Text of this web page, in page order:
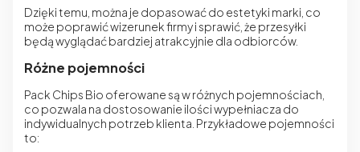
Dzięki temu, można je dopasować do estetyki marki, co
może poprawić wizerunek firmy i sprawić, że przesyłki
będą wyglądać bardziej atrakcyjnie dla odbiorców.
Różne pojemności
Pack Chips Bio oferowane są w różnych pojemnościach,
co pozwala na dostosowanie ilości wypełniacza do
indywidualnych potrzeb klienta. Przykładowe pojemności
to: